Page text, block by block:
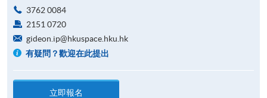
3762 0084
2151 0720
gideon.ip@hkuspace.hku.hk
有疑問？歡迎在此提出
立即報名